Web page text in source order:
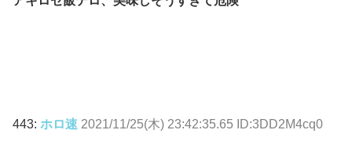
443: ホロ速 2021/11/25(木) 23:42:35.65 ID:3DD2M4cq0